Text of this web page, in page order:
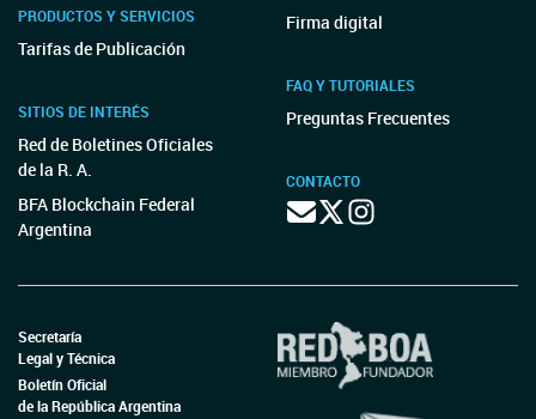
PRODUCTOS Y SERVICIOS
Tarifas de Publicación
SITIOS DE INTERÉS
Red de Boletines Oficiales
de la R. A.
BFA Blockchain Federal
Argentina
Firma digital
FAQ Y TUTORIALES
Preguntas Frecuentes
CONTACTO
Secretaría
Legal y Técnica
Boletín Oficial
de la República Argentina